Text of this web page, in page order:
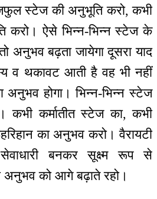
स्टेज की अनुभूति करो, कभी
करो। ऐसे भिन्न-भिन्न स्टेज के
बढ़ता जायेगा दूसरा याद
व थकावट आती है वह भी नहीं
अनुभव होगा। भिन्न-भिन्न स्टेज
कर्मातीत स्टेज का, कभी
का अनुभव करो। वैरायटी
बनकर सूक्ष्म रूप से
अनुभव को आगे बढ़ाते रहो।